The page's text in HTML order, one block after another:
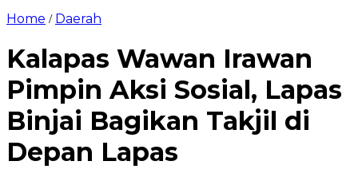
Home / Daerah
Kalapas Wawan Irawan
Pimpin Aksi Sosial, Lapas
Binjai Bagikan Takjil di
Depan Lapas